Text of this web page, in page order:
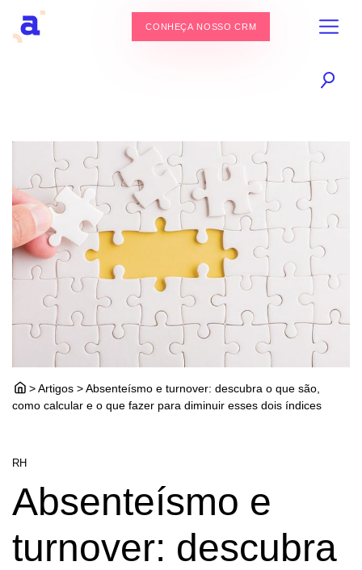
CONHEÇA NOSSO CRM
> Artigos > Absenteísmo e turnover: descubra o que são,
como calcular e o que fazer para diminuir esses dois índices
RH
Absenteísmo e
turnover: descubra